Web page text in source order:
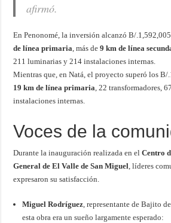
afirmó.
En Penonomé, la inversión alcanzó B/
de línea primaria, más de9 km de línea
211 luminarias y 214 instalaciones internas.
Mientras que, en Natá, el proyecto superó los B/
19 km de línea primaria, 22 transformadores,
instalaciones internas.
Voces de la
Durante la inauguración realizada en elCentro
General de El Valle de San Miguel, líderes
expresaron su satisfacción.
Miguel Rodríguez, representante de Bajito
esta obra era un sueño largamente esperado: